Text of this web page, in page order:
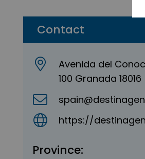
Contact
Avenida del
100 Granada 18016
https://
Province: